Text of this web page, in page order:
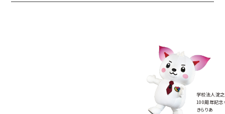
学校法人淀
100周年記念
きらりあ